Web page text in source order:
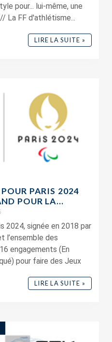
pour... lui-même, une
La FF d'athlétisme...
LIRE LA SUITE »
PARIS 2024
POUR LA...
2024, signée en 2018 par
l’ensemble des
engagements (En
pour faire des Jeux
LIRE LA SUITE »